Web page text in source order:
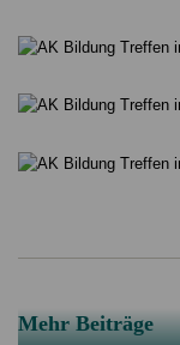
Mehr Beiträge